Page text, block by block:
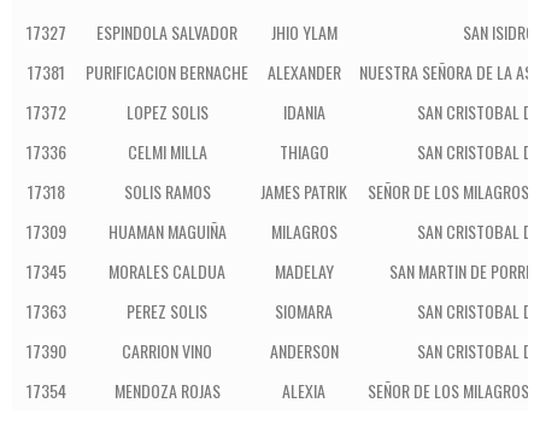
17327
ESPINDOLA SALVADOR JHIO YLAM
SAN ISIDRO
17381
PURIFICACION BERNACHE ALEXANDER
NUESTRA SEÑORA DE LA
17372
LOPEZ SOLIS IDANIA
SAN CRISTOBAL
17336
CELMI MILLA THIAGO
SAN CRISTOBAL
17318
SOLIS RAMOS JAMES PATRIK
SEÑOR DE LOS MILAGROS
17309
HUAMAN MAGUIÑA MILAGROS
SAN CRISTOBAL
17345
MORALES CALDUA MADELAY
SAN MARTIN DE
17363
PEREZ SOLIS SIOMARA
SAN CRISTOBAL
17390
CARRION VINO ANDERSON
SAN CRISTOBAL
17354
MENDOZA ROJAS ALEXIA SEÑOR DE LOS MILAGROS